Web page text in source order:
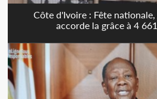
Côte d'Ivoire : Fête
accorde la grâce à 4